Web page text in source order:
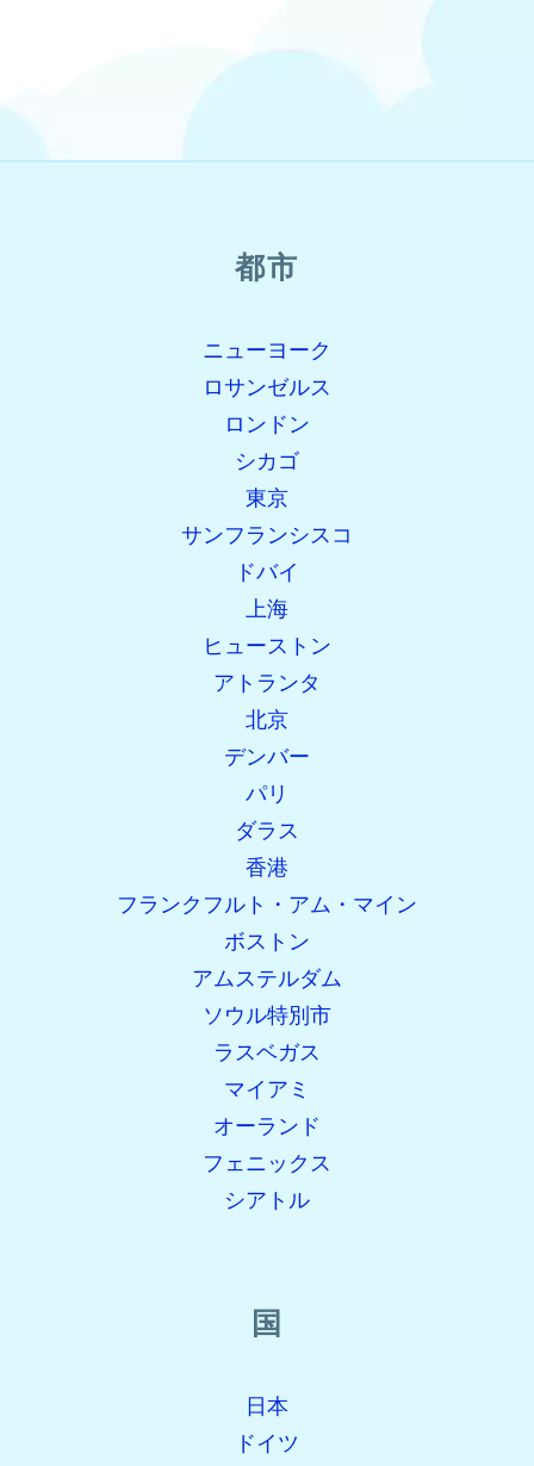
都市
ニューヨーク
ロサンゼルス
ロンドン
シカゴ
東京
サンフランシスコ
ドバイ
上海
ヒューストン
アトランタ
北京
デンバー
パリ
ダラス
香港
フランクフルト・アム・マイン
ボストン
アムステルダム
ソウル特別市
ラスベガス
マイアミ
オーランド
フェニックス
シアトル
国
日本
ドイツ